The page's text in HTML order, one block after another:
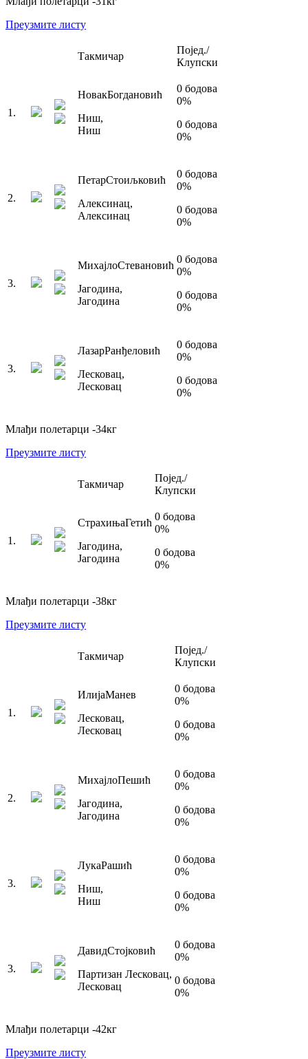
Преузмите листу
Такмичар
Појед./
Клупски
1 .
НовакБогдановић
Ниш,
Ниш
0 бодова
0%
0 бодова
0%
2.
ПетарСтоиљковић
Алексинац,
Алексинац
0 бодова
0%
0 бодова
0%
3.
МихајлоСтевановић
Јагодина,
Јагодина
0 бодова
0%
0 бодова
0%
3.
ЛазарРанђеловић
Лесковац,
Лесковац
0 бодова
0%
0 бодова
0%
Млађи полетарци -34кг
Преузмите листу
Такмичар
Појед./
Клупски
1 .
СтрахињаГетић
Јагодина,
Јагодина
0 бодова
0%
0 бодова
0%
Млађи полетарци -38кг
Преузмите листу
Такмичар
Појед./
Клупски
1 .
ИлијаМанев
Лесковац,
Лесковац
0 бодова
0%
0 бодова
0%
2.
МихајлоПешић
Јагодина,
Јагодина
0 бодова
0%
0 бодова
0%
3.
ЛукаРашић
Ниш,
Ниш
0 бодова
0%
0 бодова
0%
3.
ДавидСтојковић
Партизан Лесковац,
Лесковац
0 бодова
0%
0 бодова
0%
Млађи полетарци -42кг
Преузмите листу